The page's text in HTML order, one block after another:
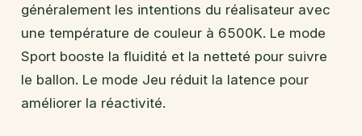
généralement les intentions du réalisateur avec
une température de couleur à 6500K. Le mode
Sport booste la fluidité et la netteté pour suivre
le ballon. Le mode Jeu réduit la latence pour
améliorer la réactivité.